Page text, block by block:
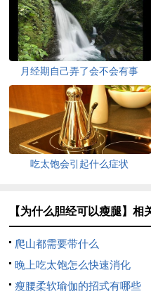
月经期自己弄了会不会有事
吃太饱会引起什么症状
【为什么胆经可以瘦腿】相
爬山都需要带什么
晚上吃太饱怎么快速消化
瘦腰柔软瑜伽的招式有哪些